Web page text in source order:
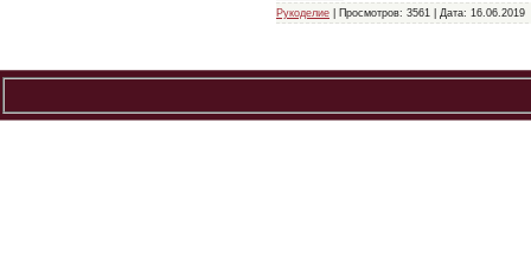
Рукоделие | Просмотров: 3561 | Дата: 16.06.2019